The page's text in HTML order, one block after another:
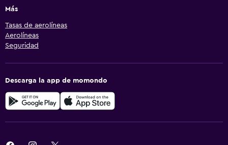
Más
Tasas de aerolíneas
Aerolíneas
Seguridad
Descarga la app de momondo